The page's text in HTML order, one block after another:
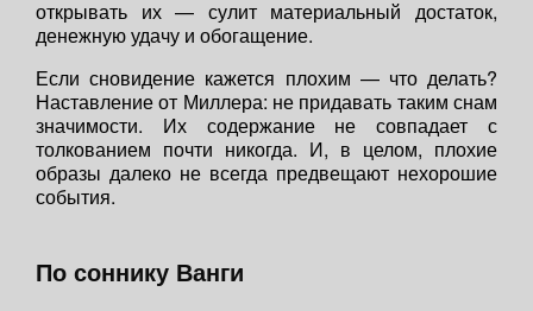
открывать их — сулит материальный достаток,
денежную удачу и обогащение.
Если сновидение кажется плохим — что делать?
Наставление от Миллера: не придавать таким снам
значимости. Их содержание не совпадает с
толкованием почти никогда. И, в целом, плохие
образы далеко не всегда предвещают нехорошие
события.
По соннику Ванги